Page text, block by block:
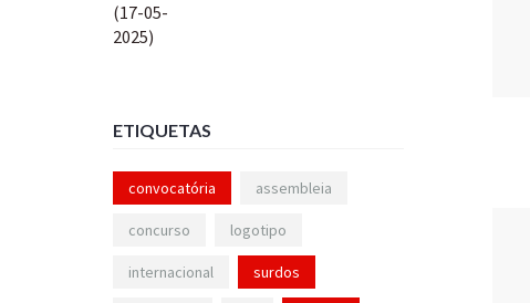
ETIQUETAS
convocatória assembleia
concurso logotipo
internacional surdos